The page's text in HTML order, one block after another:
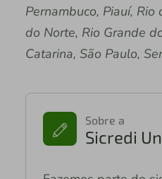
Pernambuco, Piauí, Rio
do Norte, Rio Grande
Catarina, São Paulo,
Sobre a
Sicredi